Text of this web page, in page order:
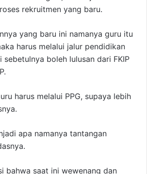
rekruitmen yang baru.
yang baru ini namanya guru itu
harus melalui jalur pendidikan
boleh lulusan dari FKIP
harus melalui PPG, supaya lebih
apa namanya tantangan
bahwa saat ini wewenang dan